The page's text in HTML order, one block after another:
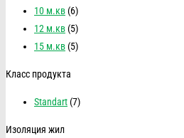
10 м.кв (6)
12 м.кв (5)
15 м.кв (5)
Класс продукта
Standart (7)
Изоляция жил